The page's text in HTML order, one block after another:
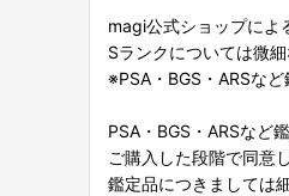
magi公式ショップによ
Sランクについては微
※PSA・BGS・ARSなど
PSA・BGS・ARSなど
ご購入した段階で同意
鑑定品につきましては